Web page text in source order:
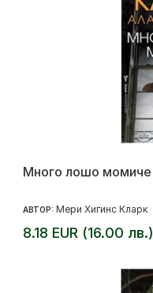
Много лошо момиче
АВТОР: Мери Хигинс Кларк
8.18 EUR (16.00 лв.)